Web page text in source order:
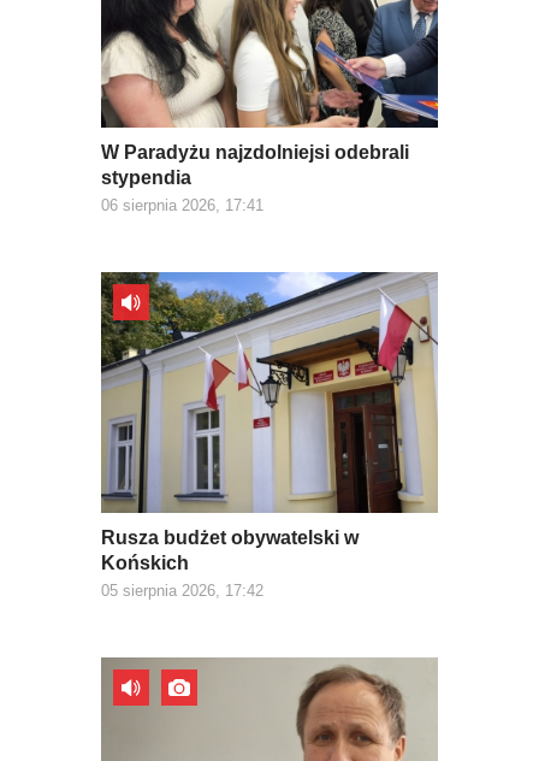
W Paradyżu najzdolniejsi odebrali
stypendia
06 sierpnia 2026, 17:41
Rusza budżet obywatelski w
Końskich
05 sierpnia 2026, 17:42